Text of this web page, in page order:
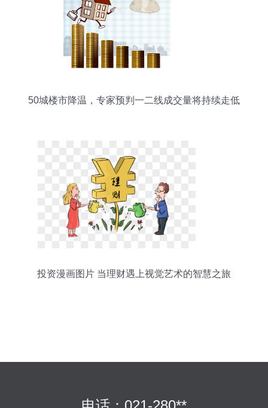
50城楼市降温，专家预判一二线成交量将持续走低
投资漫画图片 当理财遇上视觉艺术的智慧之旅